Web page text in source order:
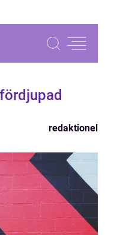
redaktionel